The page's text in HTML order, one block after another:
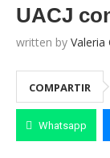
UACJ
written by Valeria
COMPARTIR
Whatsapp